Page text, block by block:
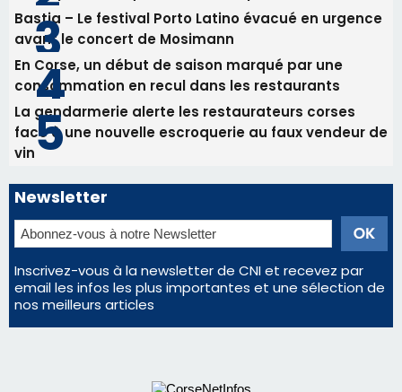
Bastia – Le festival Porto Latino évacué en urgence
avant le concert de Mosimann
En Corse, un début de saison marqué par une
consommation en recul dans les restaurants
La gendarmerie alerte les restaurateurs corses
face à une nouvelle escroquerie au faux vendeur de
vin
Newsletter
Inscrivez-vous à la newsletter de CNI et recevez par
email les infos les plus importantes et une sélection de
nos meilleurs articles